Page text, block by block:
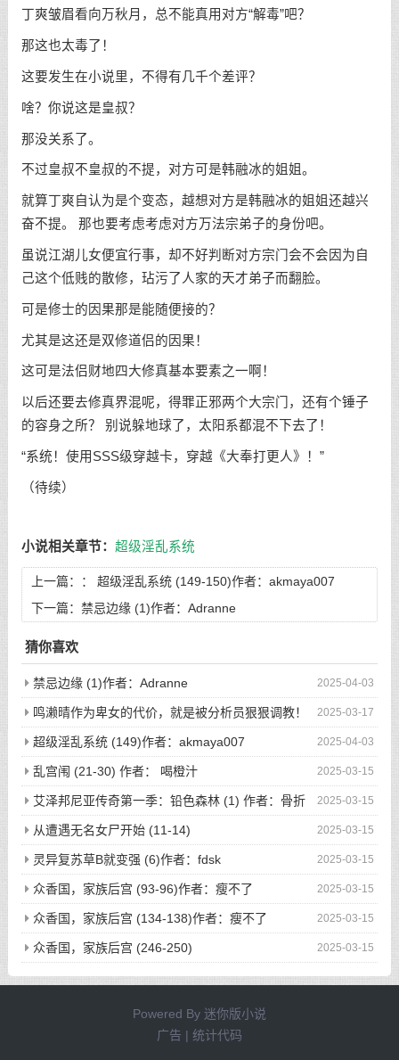
丁爽皱眉看向万秋月，总不能真用对方“解毒”吧？
那这也太毒了！
这要发生在小说里，不得有几千个差评？
啥？你说这是皇叔？
那没关系了。
不过皇叔不皇叔的不提，对方可是韩融冰的姐姐。
就算丁爽自认为是个变态，越想对方是韩融冰的姐姐还越兴
奋不提。 那也要考虑考虑对方万法宗弟子的身份吧。
虽说江湖儿女便宜行事，却不好判断对方宗门会不会因为自
己这个低贱的散修，玷污了人家的天才弟子而翻脸。
可是修士的因果那是能随便接的？
尤其是这还是双修道侣的因果！
这可是法侣财地四大修真基本要素之一啊！
以后还要去修真界混呢，得罪正邪两个大宗门，还有个锤子
的容身之所？ 别说躲地球了，太阳系都混不下去了！
“系统！使用SSS级穿越卡，穿越《大奉打更人》！”
（待续）
小说相关章节： 超级淫乱系统
上一篇：： 超级淫乱系统 (149-150)作者：akmaya007
下一篇： 禁忌边缘 (1)作者：Adranne
猜你喜欢
2025-04-03
禁忌边缘 (1)作者：Adranne
2025-03-17
鸣濑晴作为卑女的代价，就是被分析员狠狠调教！
(完)作者：空琉lemon
2025-04-03
超级淫乱系统 (149)作者：akmaya007
2025-03-15
乱宫闱 (21-30) 作者： 喝橙汁
2025-03-15
艾泽邦尼亚传奇第一季：铅色森林 (1) 作者：骨折
的海绵体
2025-03-15
从遭遇无名女尸开始 (11-14)
2025-03-15
灵异复苏草B就变强 (6)作者：fdsk
2025-03-15
众香国，家族后宫 (93-96)作者：瘦不了
2025-03-15
众香国，家族后宫 (134-138)作者：瘦不了
2025-03-15
众香国，家族后宫 (246-250)
Powered By 迷你版小说
广告 | 统计代码